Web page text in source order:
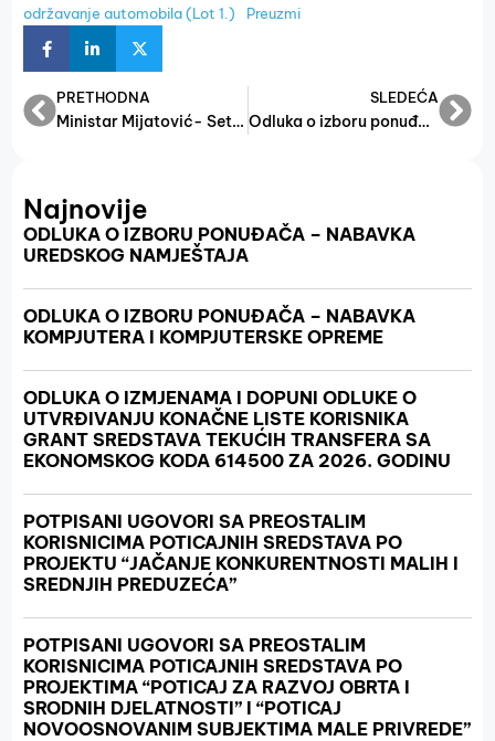
održavanje automobila (Lot 1.)
Preuzmi
PRETHODNA
Ministar Mijatović- Setom zakona ćemo prebaciti novac sa sivog tržišta u legalne tokove
SLEDEĆA
Odluka o izboru ponuđača- kancelarijski materijal
Najnovije
ODLUKA O IZBORU PONUĐAČA – NABAVKA
UREDSKOG NAMJEŠTAJA
ODLUKA O IZBORU PONUĐAČA – NABAVKA
KOMPJUTERA I KOMPJUTERSKE OPREME
ODLUKA O IZMJENAMA I DOPUNI ODLUKE O
UTVRĐIVANJU KONAČNE LISTE KORISNIKA
GRANT SREDSTAVA TEKUĆIH TRANSFERA SA
EKONOMSKOG KODA 614500 ZA 2026. GODINU
POTPISANI UGOVORI SA PREOSTALIM
KORISNICIMA POTICAJNIH SREDSTAVA PO
PROJEKTU “JAČANJE KONKURENTNOSTI MALIH I
SREDNJIH PREDUZEĆA”
POTPISANI UGOVORI SA PREOSTALIM
KORISNICIMA POTICAJNIH SREDSTAVA PO
PROJEKTIMA “POTICAJ ZA RAZVOJ OBRTA I
SRODNIH DJELATNOSTI” I “POTICAJ
NOVOOSNOVANIM SUBJEKTIMA MALE PRIVREDE”